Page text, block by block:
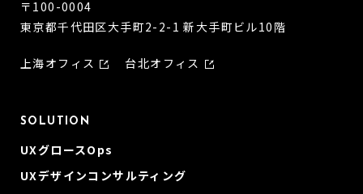
〒100-0004
東京都千代田区大手町2-2-1 新大手町ビル10階
上海オフィス 台北オフィス
SOLUTION
UXグロースOps
UXデザインコンサルティング